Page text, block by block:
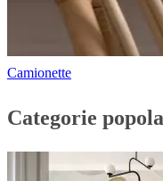
Camionette
Categorie